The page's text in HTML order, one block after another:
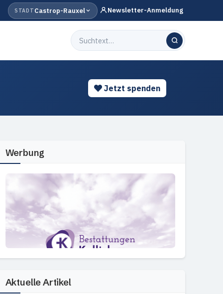
STADT Castrop-Rauxel Newsletter-Anmeldung
Jetzt spenden
Werbung
Aktuelle Artikel